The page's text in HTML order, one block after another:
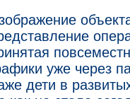
уже через
дети в